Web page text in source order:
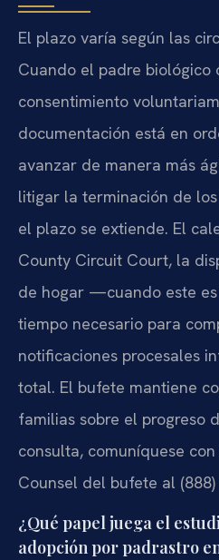
El plazo varía según las
Cuando el padre biológico
consentimiento
documentación está en
avanzar de manera más
litigar la terminación de
el plazo se extiende. El
County Circuit Court, la
de hogar —cuando este
tiempo necesario para
notificaciones procesales
total. El bufete mantiene
familias sobre el progreso
consulta, comuníquese
Counsel del bufete al
¿Qué papel juega el
adopción por padrastro